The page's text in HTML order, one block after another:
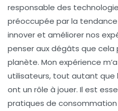
responsable des
préoccupée par la
innover et améliorer nos
penser aux dégâts que
planète. Mon expérience
utilisateurs, tout autant que
ont un rôle à jouer. Il est
pratiques de